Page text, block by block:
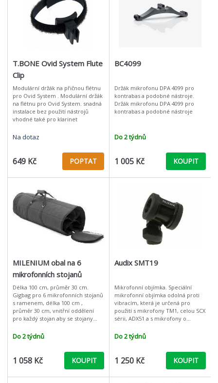
T.BONE Ovid System Flute
Clip
Modulární držák na přičnou flétnu
pro Ovid System . Modulární držák
na flétnu pro Ovid System. snadná
instalace bez použití nástrojů
vhodné také pro klarinet
Na dotaz
649 Kč POPTAT
BC4099
Držák mikrofonu DPA 4099 pro
kontrabas a podobné nástroje.
Držák mikrofonu DPA 4099 pro
kontrabas a podobné nástroje
Do 2 týdnů
1 005 Kč KOUPIT
MILENIUM obal na 6
mikrofonních stojanů
Délka 100 cm, průměr 30 cm.
Gigbag pro 6 mikrofonních stojanů
s ramenem, délka 100 cm ,
průměr 30 cm, vnitřní oddělení
pro každý stojan aby se stojany
Obal má pouze ucha na nošení,
Do 2 týdnů
1 058 Kč KOUPIT
Audix SMT19
Mikrofonní objímka. Speciální
mikrofonní objímka odolná proti
vibracím, která je určená pro
použití s mikrofony TM1, celou SCX
sérii, ADX51 a s mikrofony o
šroubem lze nastavit objímku do
správn
Do 2 týdnů
1 250 Kč KOUPIT